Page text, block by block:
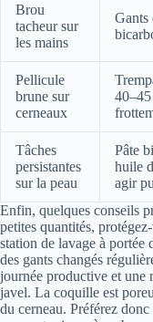
Brou
tacheur sur
les mains
Gants
Pellicule
brune sur
cerneaux
Tâches
persistantes
sur la peau
Pâte
huile
agir
Enfin, quelques conseils
petites quantités,
station de lavage à portée
des gants changés
journée productive et une
javel. La coquille est
du cerneau. Préférez